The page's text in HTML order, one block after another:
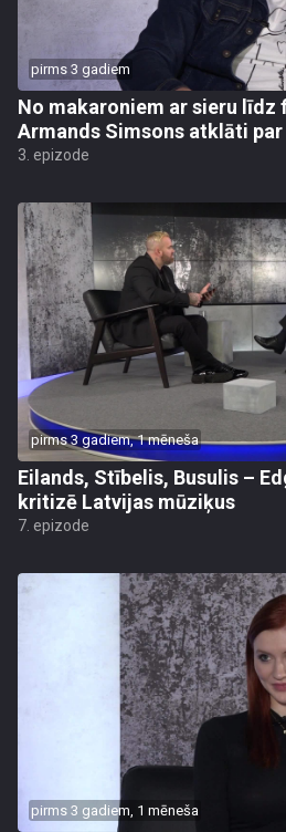
pirms 3 gadiem
No makaroniem ar sieru līdz
Armands Simsons atklāti par
3. epizode
pirms 3 gadiem, 1 mēneša
Eilands, Stībelis, Busulis –
kritizē Latvijas mūziķus
7. epizode
pirms 3 gadiem, 1 mēneša